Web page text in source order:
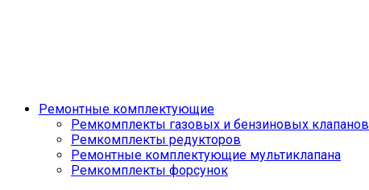
Ремонтные комплектующие
Ремкомплекты газовых и бензиновых клапанов
Ремкомплекты редукторов
Ремонтные комплектующие мультиклапана
Ремкомплекты форсунок